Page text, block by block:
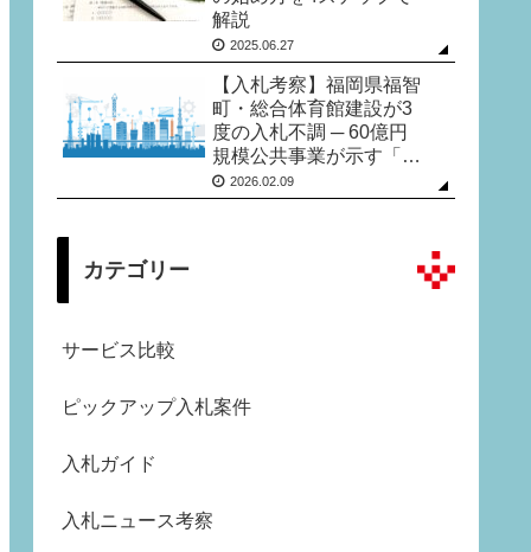
解説
2025.06.27
【入札考察】福岡県福智
町・総合体育館建設が3
度の入札不調 ─ 60億円
規模公共事業が示す「今
の入札現場」
2026.02.09
カテゴリー
サービス比較
ピックアップ入札案件
入札ガイド
入札ニュース考察